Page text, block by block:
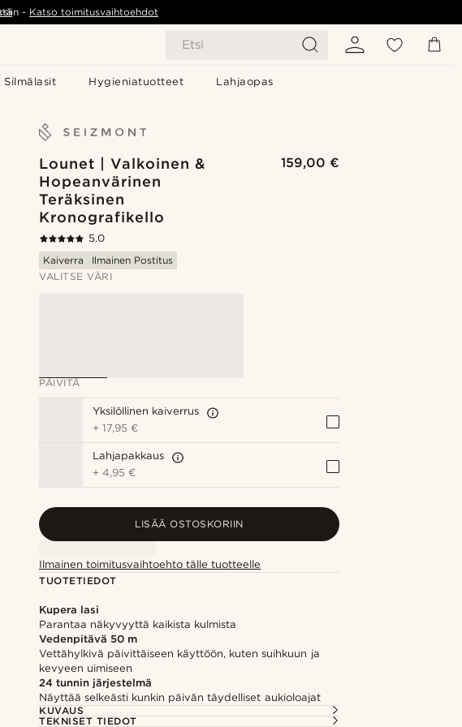
Etsi
Silmälasit Hygieniatuotteet Lahjaopas
- Katso toimitusvaihtoehdot
Lounet | Valkoinen &
Hopeanvärinen
Teräksinen
Kronografikello
159,00 €
5.0
Kaiverra
Ilmainen Postitus
VALITSE VÄRI
PÄIVITÄ
Yksilöllinen kaiverrus
+17,95 €
Lahjapakkaus
+4,95 €
LISÄÄ OSTOSKORIIN
Ilmainen toimitusvaihtoehto tälle tuotteelle
TUOTETIEDOT
Kupera lasi
Parantaa näkyvyyttä kaikista kulmista
Vedenpitävä 50 m
Vettähylkivä päivittäiseen käyttöön, kuten suihkuun ja
kevyeen uimiseen
24 tunnin järjestelmä
Näyttää selkeästi kunkin päivän täydelliset aukioloajat
KUVAUS
TEKNISET TIEDOT